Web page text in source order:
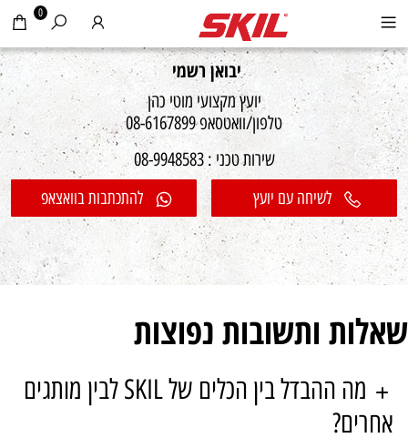
יבואן רשמי
יועץ מקצועי מוטי כהן
טלפון/וואטסאפ 08-6167899
שירות טכני : 08-9948583
לשיחה עם יועץ להתכתבות בוואצאפ
0
שאלות ותשובות נפוצות
מה ההבדל בין הכלים של SKIL לבין מותגים
אחרים?